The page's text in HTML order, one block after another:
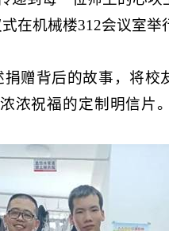
在机械楼312会议室举
赠背后的故事，将校
浓祝福的定制明信片